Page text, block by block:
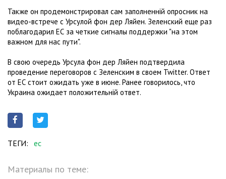
Также он продемонстрировал сам заполненній опросник на
видео-встрече с Урсулой фон дер Ляйен. Зеленский еще раз
поблагодарил ЕС за четкие сигналы поддержки "на этом
важном для нас пути".
В свою очередь Урсула фон дер Ляйен подтвердила
проведение переговоров с Зеленским в своем Twitter. Ответ
от ЕС стоит ожидать уже в июне. Ранее говорилось, что
Украина ожидает положительній ответ.
ТЕГИ: ес
Материалы по теме: